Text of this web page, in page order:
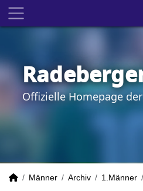
Offizielle Homepage
Männer Archiv 1.Männer